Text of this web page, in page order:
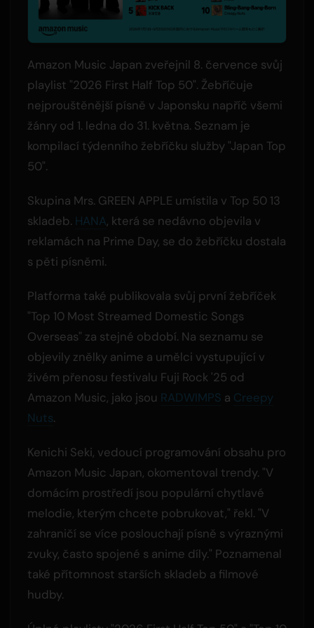
Amazon Music Japan zveřejnil 8. července svůj
playlist "2026 First Half Top 50". Žebříčuje
nejprouštěnější písně v Japonsku napříč všemi
žánry od 1. ledna do 31. května. Seznam je
kompilací týdenního žebříčku služby "Japan Top
50".
Skupina Mrs. GREEN APPLE umístila v Top 50 13
skladeb. HANA, která se nedávno objevila v
reklamách na Prime Day, se do žebříčku dostala
s pěti písněmi.
Platforma také publikovala svůj první žebříček
"Top 10 Most Streamed Domestic Songs
Overseas" za stejné období. Na seznamu se
objevily znělky anime a umělci vystupující v
živém přenosu festivalu Fuji Rock '25 od
Amazon Music, jako jsou RADWIMPS a Creepy
Nuts.
Kenichi Seki, vedoucí programování obsahu pro
Amazon Music Japan, okomentoval trendy. "V
domácím prostředí jsou populární chytlavé
melodie, kterým chcete pobrukovat," řekl. "V
zahraničí se více poslouchají písně s výraznými
zvuky, často spojené s anime díly." Poznamenal
také přítomnost starších skladeb a filmové
hudby.